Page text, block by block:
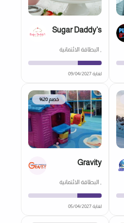
Sugar Daddy’s
, البطاقة الائتمانية
لغاية 09/04/2027
خصم 20%
Gravity
, البطاقة الائتمانية
لغاية 05/04/2027